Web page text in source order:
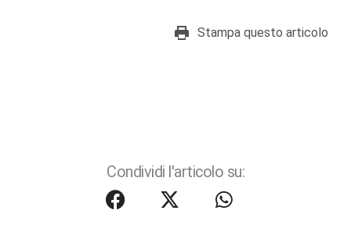
Stampa questo articolo
Condividi l'articolo su: